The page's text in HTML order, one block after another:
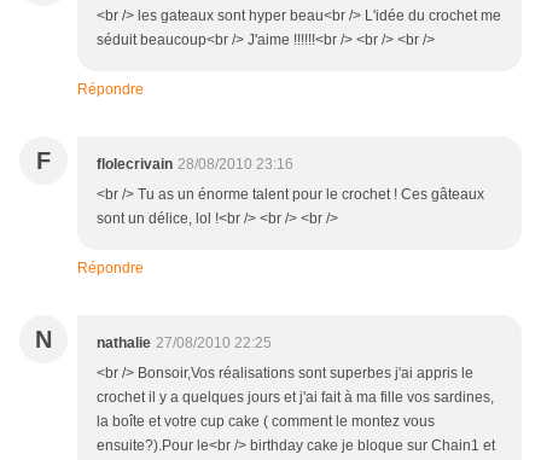
<br /> les gateaux sont hyper beau<br /> L'idée du crochet me
séduit beaucoup<br /> J'aime !!!!!!<br /> <br /> <br />
Répondre
F flolecrivain 28/08/2010 23:16
<br /> Tu as un énorme talent pour le crochet ! Ces gâteaux
sont un délice, lol !<br /> <br /> <br />
Répondre
N nathalie 27/08/2010 22:25
<br /> Bonsoir,Vos réalisations sont superbes j'ai appris le
crochet il y a quelques jours et j'ai fait à ma fille vos sardines,
la boîte et votre cup cake ( comment le montez vous
ensuite?).Pour le<br /> birthday cake je bloque sur Chain1 et